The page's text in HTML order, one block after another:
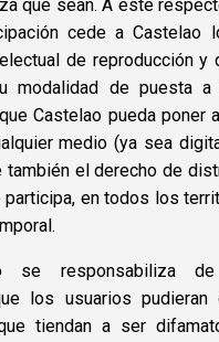
que sean. A este
cede a Castelao
de reproducción y
modalidad de puesta a
Castelao pueda poner
medio (ya sea
también el derecho de
en todos los
se responsabiliza
los usuarios pudieran
tiendan a ser